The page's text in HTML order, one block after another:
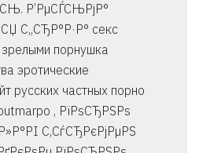
Р’РµСЃСЊРјР°
С„СЂР°Р·Р° секс
порнушка
эротические
русских частных порно
, РїРѕСЂРЅРѕ
С‚СѓСЂРєРјРµРЅ